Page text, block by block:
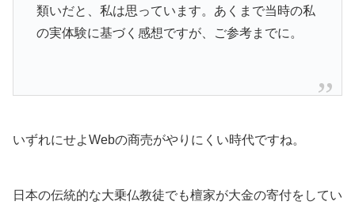
類いだと、私は思っています。あくまで当時の私
の実体験に基づく感想ですが、ご参考までに。
いずれにせよWebの商売がやりにくい時代ですね。
日本の伝統的な大乗仏教徒でも檀家が大金の寄付をしてい